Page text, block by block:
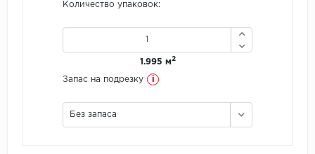
LG Decotile
Количество упаковок:
1.995 м2
Запас на подрезку i
Без запаса